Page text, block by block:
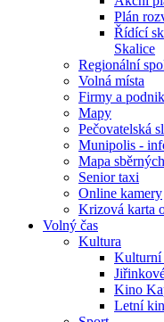
Plán
Řídící
Skalice
Regionální
Volná místa
Firmy a
Mapy
Pečovatelská
Munipolis -
Mapa
Senior taxi
Online kamery
Krizová karta
Volný čas
Kultura
Kulturní
Kino
Letní